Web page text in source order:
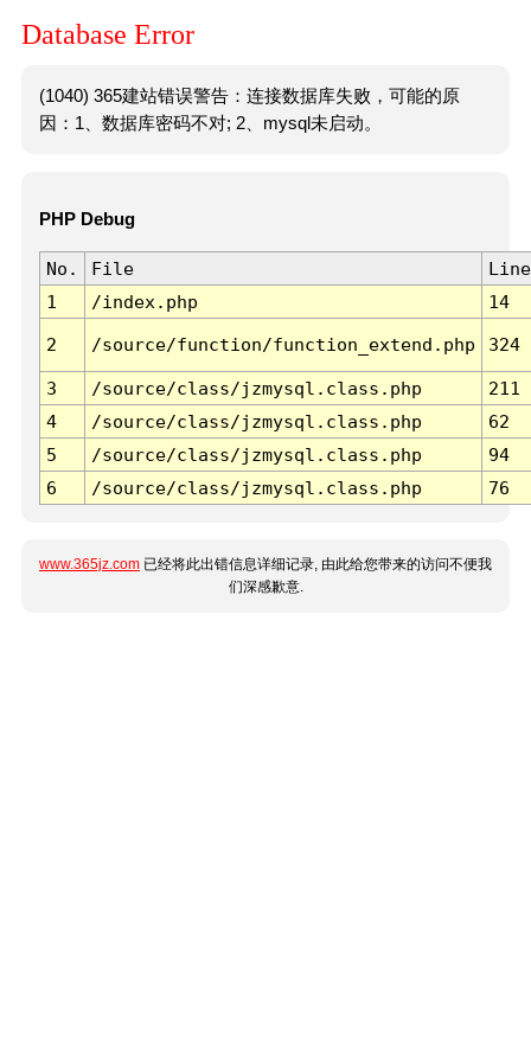
Database Error
(1040) 365建站错误警告：连接数据库失败，可能的原
因：1、数据库密码不对; 2、mysql未启动。
PHP Debug
No. File
Line
1
/index.php 14
2 /source/function/function_extend.php 324
3 /source/class/jzmysql.class.php
211
4
/source/class/jzmysql.class.php
62
5
/source/class/jzmysql.class.php
94
6
/source/class/jzmysql.class.php 76
www.365jz.com 已经将此出错信息详细记录, 由此给您带来的访问不便我
们深感歉意.